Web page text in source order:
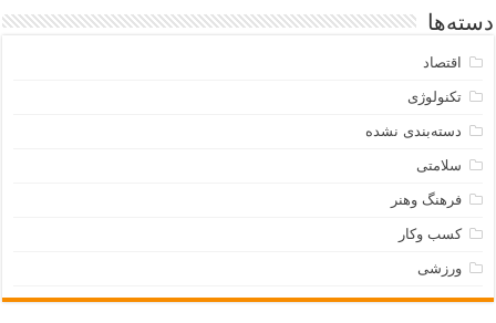
دسته‌ها
اقتصاد
تکنولوژی
دسته‌بندی نشده
سلامتی
فرهنگ وهنر
کسب وکار
ورزشی